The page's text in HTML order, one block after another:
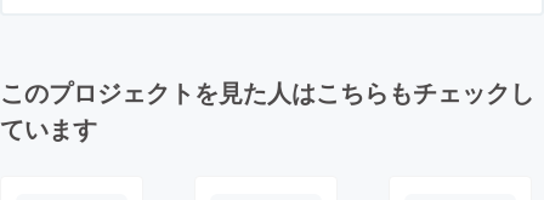
このプロジェクトを見た人はこちらもチェックし
ています